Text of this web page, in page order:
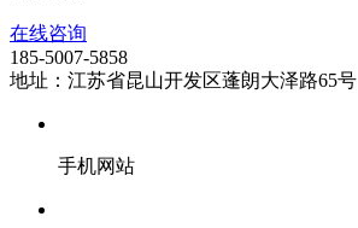
在线咨询
185-5007-5858
地址：江苏省昆山开发区蓬朗大泽路65号
手机网站